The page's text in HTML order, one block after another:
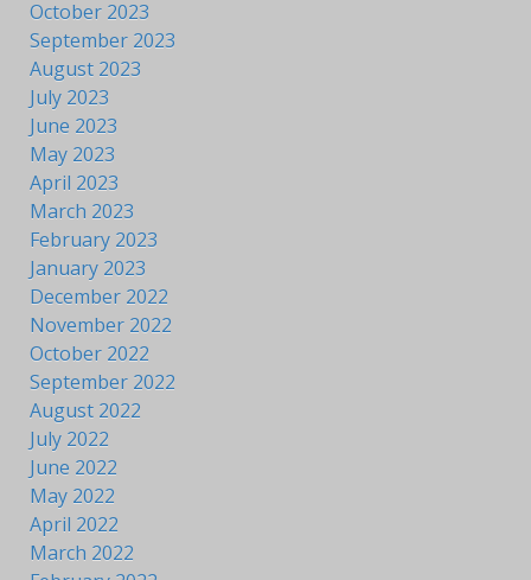
October 2023
September 2023
August 2023
July 2023
June 2023
May 2023
April 2023
March 2023
February 2023
January 2023
December 2022
November 2022
October 2022
September 2022
August 2022
July 2022
June 2022
May 2022
April 2022
March 2022